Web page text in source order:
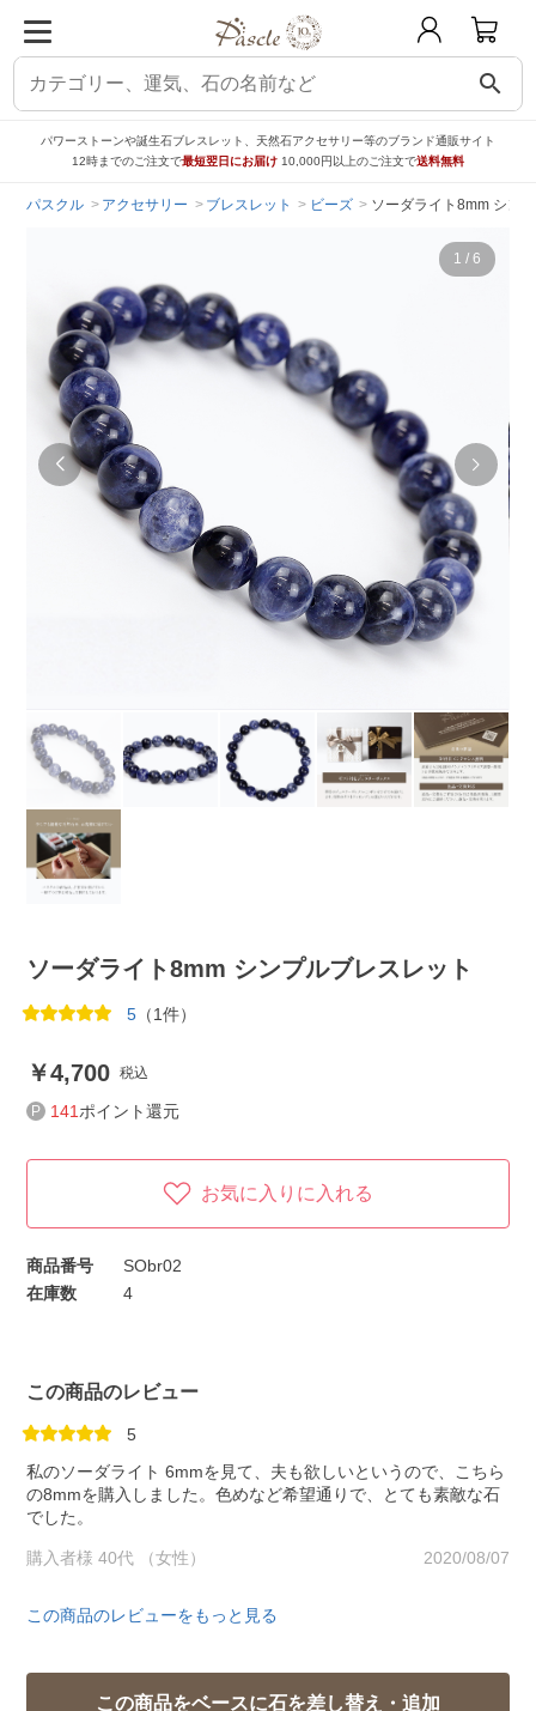
search
パワーストーンや誕生石ブレスレット、天然石アクセサリー等のブランド通販サイト
12時までのご注文で最短翌日にお届け 10,000円以上のご注文で送料無料
パスクル アクセサリー ブレスレット ビーズ ソーダライト8mm シン
1 / 6
ソーダライト8mm シンプルブレスレット
5 （1件）
4,700 税込
141 ポイント還元
お気に入りに入れる
商品番号
SObr02
在庫数
4
この商品のレビュー
5
私のソーダライト 6mmを見て、夫も欲しいというので、こちら
の8mmを購入しました。色めなど希望通りで、とても素敵な石
でした。
購入者様 40代 （女性） 2020/08/07
この商品のレビューをもっと見る